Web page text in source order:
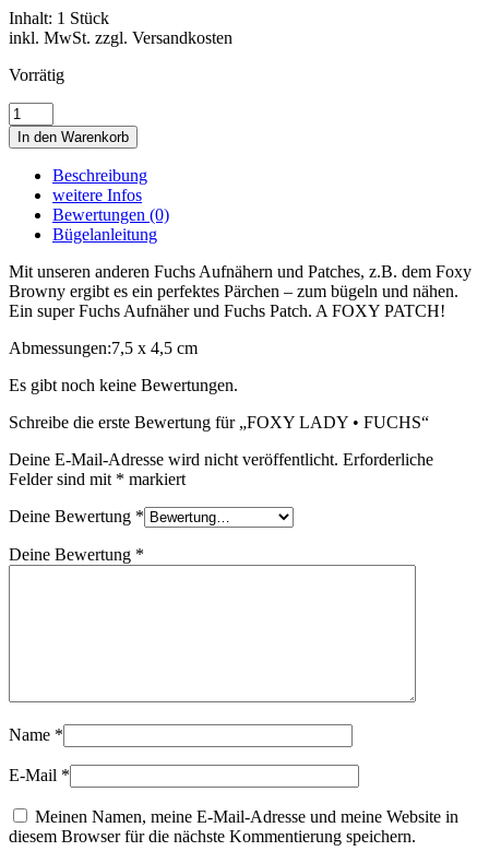
Inhalt: 1 Stück
inkl. MwSt. zzgl. Versandkosten
Vorrätig
FOXY
LADY
•
FUCHS
Menge
In den Warenkorb
Beschreibung
weitere Infos
Bewertungen (0)
Bügelanleitung
Mit unseren anderen Fuchs Aufnähern und Patches, z.B. dem Foxy
Browny ergibt es ein perfektes Pärchen – zum bügeln und nähen.
Ein super Fuchs Aufnäher und Fuchs Patch. A FOXY PATCH!
Abmessungen:7,5 x 4,5 cm
Es gibt noch keine Bewertungen.
Schreibe die erste Bewertung für „FOXY LADY • FUCHS“
Deine E-Mail-Adresse wird nicht veröffentlicht. Erforderliche
Felder sind mit * markiert
Deine Bewertung *
Deine Bewertung *
Name *
E-Mail *
Meinen Namen, meine E-Mail-Adresse und meine Website in
diesem Browser für die nächste Kommentierung speichern.